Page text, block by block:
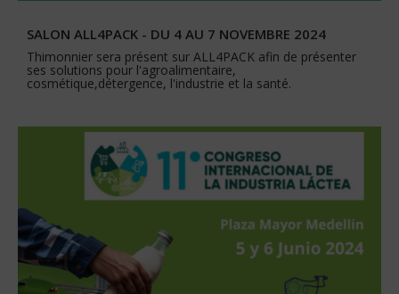
SALON ALL4PACK - DU 4 AU 7 NOVEMBRE 2024
Thimonnier sera présent sur ALL4PACK afin de présenter
ses solutions pour l'agroalimentaire,
cosmétique,détergence, l'industrie et la santé.